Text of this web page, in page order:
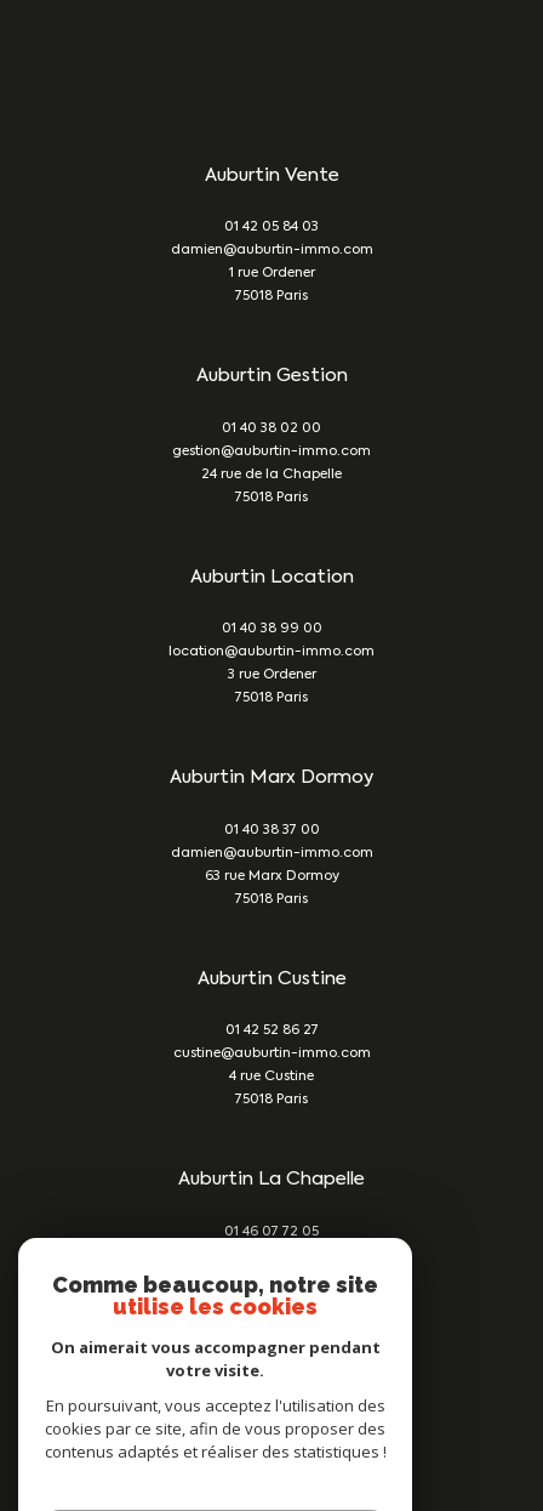
Auburtin Vente
01 42 05 84 03
damien@auburtin-immo.com
1 rue Ordener
75018
Paris
Auburtin Gestion
01 40 38 02 00
gestion@auburtin-immo.com
24 rue de la Chapelle
75018
Paris
Auburtin Location
01 40 38 99 00
location@auburtin-immo.com
3 rue Ordener
75018
Paris
Auburtin Marx Dormoy
01 40 38 37 00
damien@auburtin-immo.com
63 rue Marx Dormoy
75018
Paris
Auburtin Custine
01 42 52 86 27
custine@auburtin-immo.com
4 rue Custine
75018
Paris
Auburtin La Chapelle
01 46 07 72 05
209 rue du Faubourg St Denis
75010 Paris
Nous suivre sur
Comme beaucoup, notre site
utilise les cookies
On aimerait vous accompagner pendant
votre visite.
En poursuivant, vous acceptez l'utilisation des
cookies par ce site, afin de vous proposer des
contenus adaptés et réaliser des statistiques !